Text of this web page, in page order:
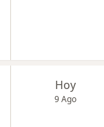
Hoy
9 Ago